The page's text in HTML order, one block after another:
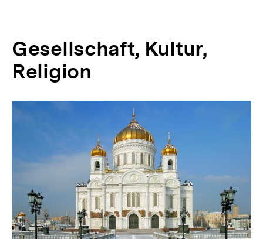
Gesellschaft, Kultur,
Religion
Inhaltskarussell